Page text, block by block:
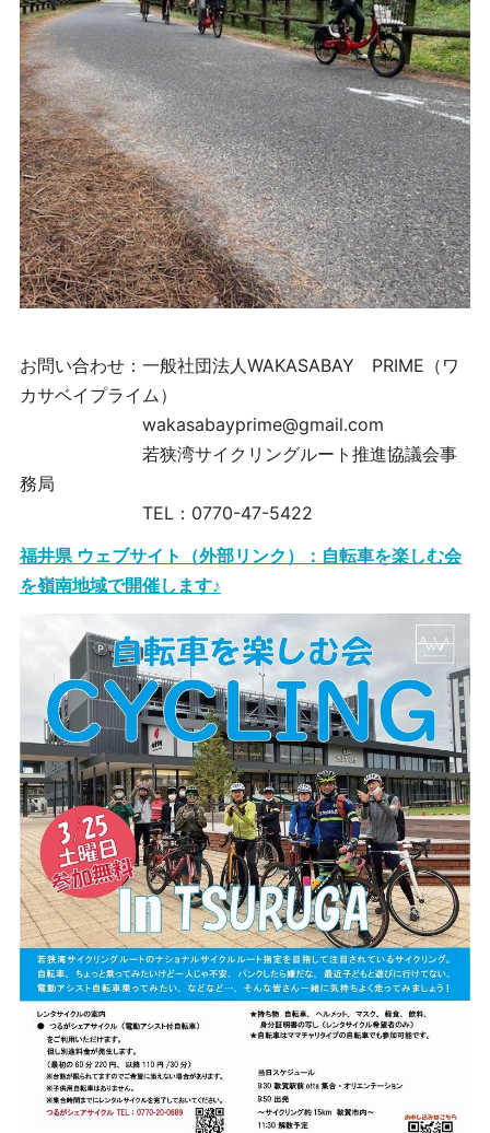
お問い合わせ：一般社団法人WAKASABAY PRIME（ワ
カサベイプライム）
wakasabayprime@gmail.com
若狭湾サイクリングルート推進協議会事
務局
TEL：0770-47-5422
福井県 ウェブサイト（外部リンク）：自転車を楽しむ会
を嶺南地域で開催します♪